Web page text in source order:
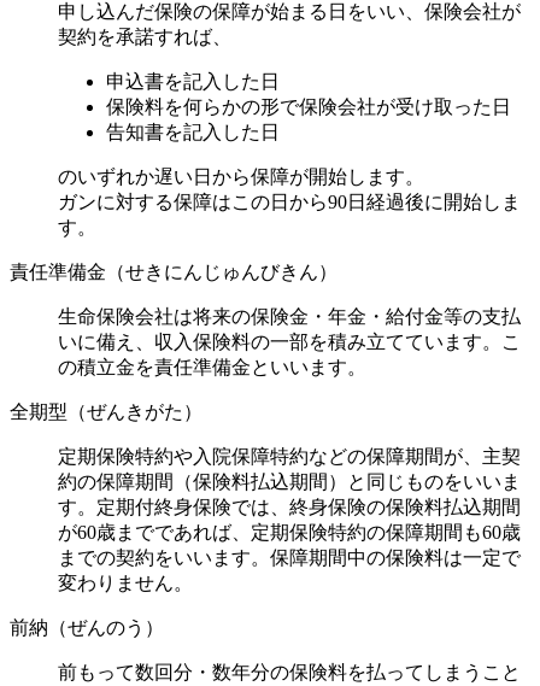
申し込んだ保険の保障が始まる日をいい、保険会社が
契約を承諾すれば、
申込書を記入した日
保険料を何らかの形で保険会社が受け取った日
告知書を記入した日
のいずれか遅い日から保障が開始します。
ガンに対する保障はこの日から90日経過後に開始しま
す。
責任準備金（せきにんじゅんびきん）
生命保険会社は将来の保険金・年金・給付金等の支払
いに備え、収入保険料の一部を積み立てています。こ
の積立金を責任準備金といいます。
全期型（ぜんきがた）
定期保険特約や入院保障特約などの保障期間が、主契
約の保障期間（保険料払込期間）と同じものをいいま
す。定期付終身保険では、終身保険の保険料払込期間
が60歳までであれば、定期保険特約の保障期間も60歳
までの契約をいいます。保障期間中の保険料は一定で
変わりません。
前納（ぜんのう）
前もって数回分・数年分の保険料を払ってしまうこと